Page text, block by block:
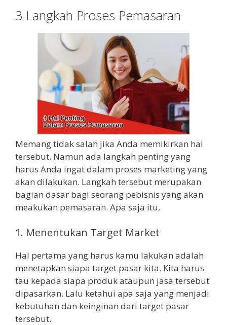
3 Langkah Proses Pemasaran
Memang tidak salah jika Anda memikirkan hal
tersebut. Namun ada langkah penting yang
harus Anda ingat dalam proses marketing yang
akan dilakukan. Langkah tersebut merupakan
bagian dasar bagi seorang pebisnis yang akan
meakukan pemasaran. Apa saja itu,
1. Menentukan Target Market
Hal pertama yang harus kamu lakukan adalah
menetapkan siapa target pasar kita. Kita harus
tau kepada siapa produk ataupun jasa tersebut
dipasarkan. Lalu ketahui apa saja yang menjadi
kebutuhan dan keinginan dari target pasar
tersebut.